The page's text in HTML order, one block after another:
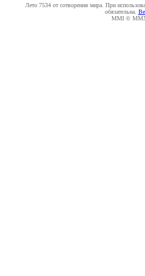
Лето 7534 от сотворения мира. При
обязательна.
MMI ©